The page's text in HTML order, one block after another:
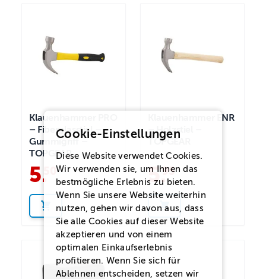
Klauenhammer PRO
– Fiberglasstiel –
Gummigriff –
TOPGEAR
5.50
Klauenhammer ENR
– Holzstiel –
TOPGEAR
5.95
Cookie-Einstellungen
Diese Website verwendet Cookies.
Wir verwenden sie, um Ihnen das
bestmögliche Erlebnis zu bieten.
Wenn Sie unsere Website weiterhin
nutzen, gehen wir davon aus, dass
Sie alle Cookies auf dieser Website
akzeptieren und von einem
optimalen Einkaufserlebnis
profitieren. Wenn Sie sich für
Ablehnen entscheiden, setzen wir